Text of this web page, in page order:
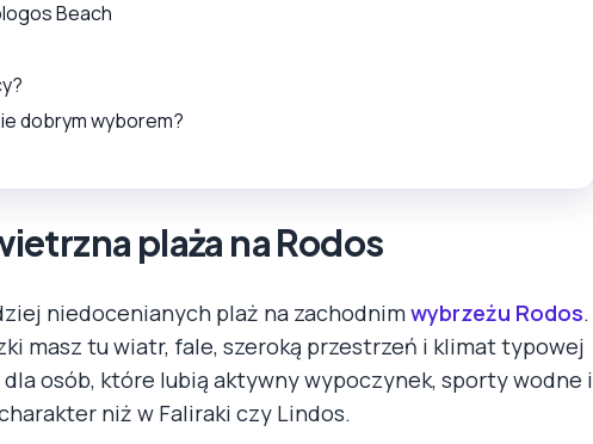
Beach
dobrym wyborem?
plaża na Rodos
niedocenianych plaż na zachodnimwybrzeżu Rodos.
masz tu wiatr, fale, szeroką przestrzeń i klimat typowej
osób, które lubią aktywny wypoczynek, sporty wodne i
niż w Faliraki czy Lindos.